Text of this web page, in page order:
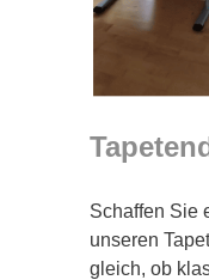
Schaffen Sie
unseren
gleich, ob